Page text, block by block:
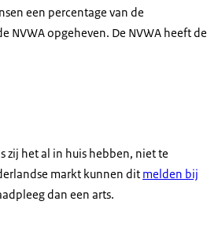
een percentage van de
NVWA opgeheven. De NVWA heeft de
zij het al in huis hebben, niet te
markt kunnen dit melden bij
dan een arts.